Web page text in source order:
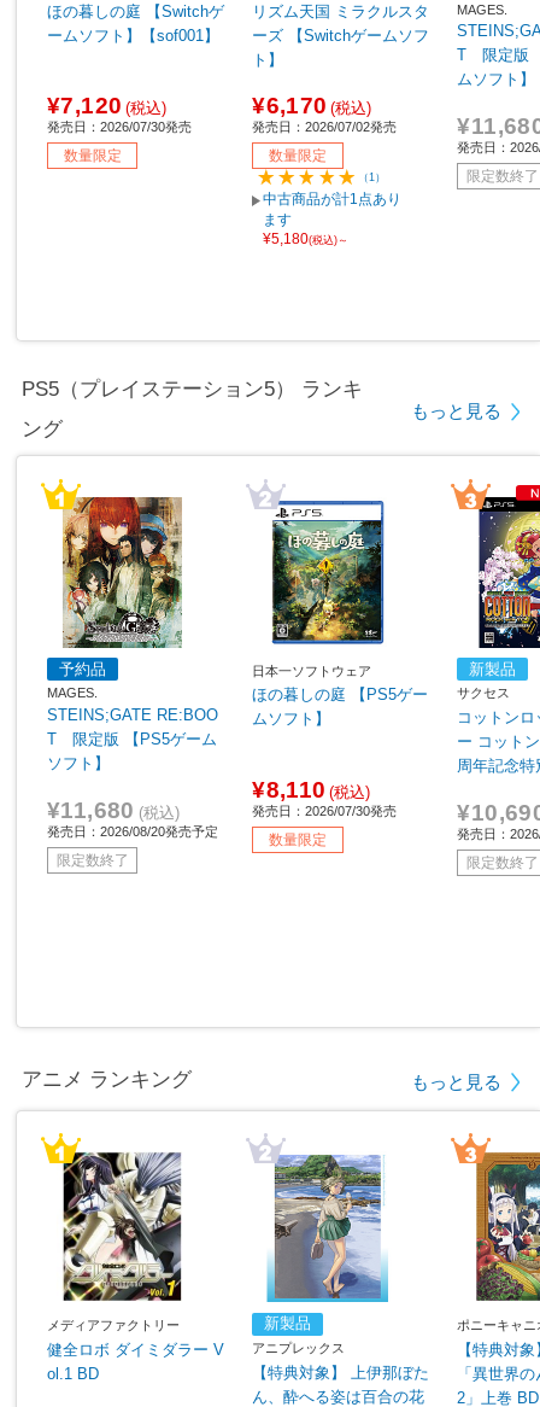
ほの暮しの庭 【Switchゲ
ームソフト】【sof001】
¥7,120 (税込)
発売日：2026/07/30発売
数量限定
リズム天国 ミラクルスタ
ーズ 【Switchゲームソフ
ト】
¥6,170 (税込)
発売日：2026/07/02発売
数量限定
（1）
中古商品が計1点あり
ます
¥5,180(税込)～
MAGES.
T 限定版
ムソフト】
発売日：
限定数終了
PS5（プレイステーション5） ランキ
ング
もっと見る
予約品
MAGES.
STEINS;GATE RE:BOO
T 限定版 【PS5ゲーム
ソフト】
¥11,680 (税込)
発売日：2026/08/20発売予定
限定数終了
日本一ソフトウェア
ほの暮しの庭 【PS5ゲー
ムソフト】
¥8,110 (税込)
発売日：2026/07/30発売
数量限定
新製品
サクセス
コットン
ー コットンシリーズ35
周年記念
発売日：
限定数終了
アニメ ランキング もっと見る
メディアファクトリー
健全ロボ ダイミダラー V
ol.1 BD
新製品
アニプレックス
【特典対象】 上伊那ぼた
ん、酔へる姿は百合の花
ポニーキャニ
【特典対
「異世界
2」上巻